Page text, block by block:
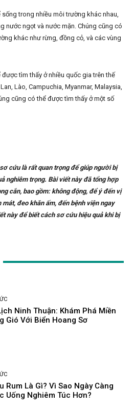
trong nhiều môi trường khác nhau,
nước ngọt và nước mặn. Chúng cũng có
khác như rừng, đồng cỏ, và các vùng
tìm thấy ở nhiều quốc gia trên thế
Lào, Campuchia, Myanmar, Malaysia,
cũng có thể được tìm thấy ở một số
cứu là rất quan trọng để giúp người bị
nghiêm trọng. Bài viết này đã tổng hợp
cắn, bao gồm: không động, để ý đến vị
đeo khăn ấm, đến bệnh viện ngay
này để biết cách sơ cứu hiệu quả khi bị
Ninh Thuận: Khám Phá Miền
Gió Với Biển Hoang Sơ
Rum Là Gì? Vì Sao Ngày Càng
Uống Nghiêm Túc Hơn?